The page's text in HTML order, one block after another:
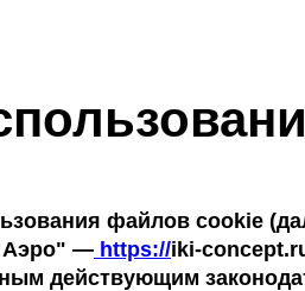
файлов cookie
Аэро" — https://iki-
действующим